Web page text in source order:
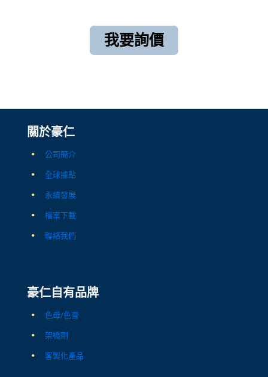
我要詢價
關於豪仁
公司簡介
全球據點
永續發展
檔案下載
聯絡我們
豪仁自有品牌
色母/色膏
架橋劑
客製化產品